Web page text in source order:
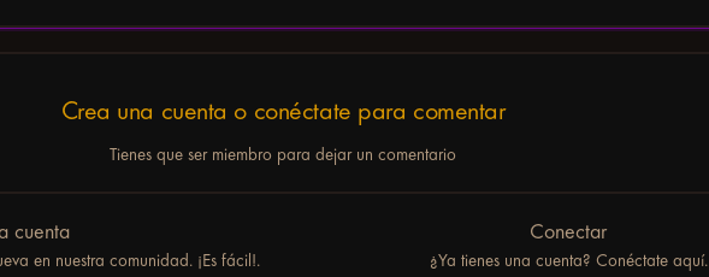
Crea una cuenta o conéctate para comentar
Tienes que ser miembro para dejar un comentario
cuenta
en nuestra comunidad. ¡Es fácil!.
Conectar
¿Ya tienes una cuenta? Conéctate aquí.